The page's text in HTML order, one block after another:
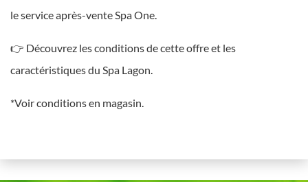
le service après-vente Spa One.
👉 Découvrez les conditions de cette offre et les
caractéristiques du Spa Lagon.
*Voir conditions en magasin.